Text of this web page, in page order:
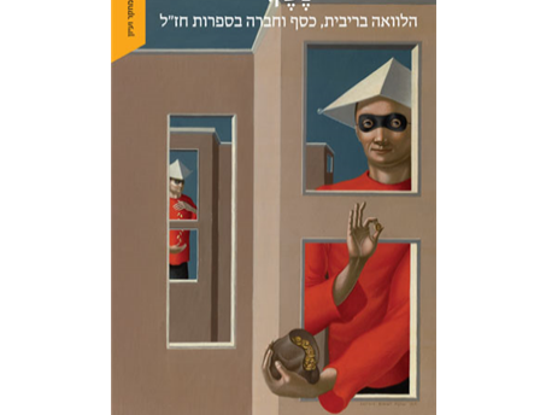
עמית גבריהו
הנחת אתר ספר מודפס
$42
$38